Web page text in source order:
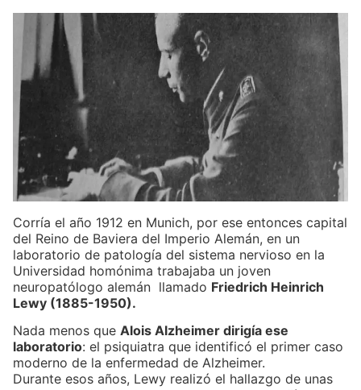
Corría el año 1912 en Munich, por ese entonces capital
del Reino de Baviera del Imperio Alemán, en un
laboratorio de patología del sistema nervioso en la
Universidad homónima trabajaba un joven
neuropatólogo alemán llamado Friedrich Heinrich
Lewy (1885-1950).
Nada menos que Alois Alzheimer dirigía ese
laboratorio: el psiquiatra que identificó el primer caso
moderno de la enfermedad de Alzheimer.
Durante esos años, Lewy realizó el hallazgo de unas